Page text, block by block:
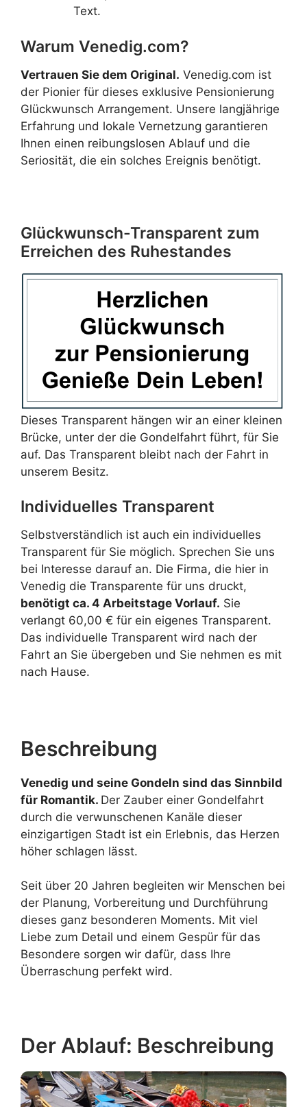
Text.
Warum Venedig.com?
Vertrauen Sie dem Original. Venedig.com ist
der Pionier für dieses exklusive Pensionierung
Glückwunsch Arrangement. Unsere langjährige
Erfahrung und lokale Vernetzung garantieren
Ihnen einen reibungslosen Ablauf und die
Seriosität, die ein solches Ereignis benötigt.
Glückwunsch-Transparent zum
Erreichen des Ruhestandes
Dieses Transparent hängen wir an einer kleinen
Brücke, unter der die Gondelfahrt führt, für Sie
auf. Das Transparent bleibt nach der Fahrt in
unserem Besitz.
Individuelles Transparent
Selbstverständlich ist auch ein individuelles
Transparent für Sie möglich. Sprechen Sie uns
bei Interesse darauf an. Die Firma, die hier in
Venedig die Transparente für uns druckt,
benötigt ca. 4 Arbeitstage Vorlauf. Sie
verlangt 60,00 € für ein eigenes Transparent.
Das individuelle Transparent wird nach der
Fahrt an Sie übergeben und Sie nehmen es mit
nach Hause.
Beschreibung
Venedig und seine Gondeln sind das Sinnbild
für Romantik. Der Zauber einer Gondelfahrt
durch die verwunschenen Kanäle dieser
einzigartigen Stadt ist ein Erlebnis, das Herzen
höher schlagen lässt.
Seit über 20 Jahren begleiten wir Menschen bei
der Planung, Vorbereitung und Durchführung
dieses ganz besonderen Moments. Mit viel
Liebe zum Detail und einem Gespür für das
Besondere sorgen wir dafür, dass Ihre
Überraschung perfekt wird.
Der Ablauf: Beschreibung